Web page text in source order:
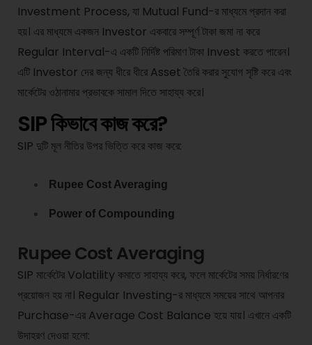
Investment Process, যা Mutual Fund-র মাধ্যমে প্রদান করা
হয়। এর মাধ্যমে একজন Investor একবারে সম্পূর্ণ টাকা জমা না করে
Regular Interval-এ একটি নির্দিষ্ট পরিমাণ টাকা Invest করতে পারেন।
এটি Investor দের জন্য ধীরে ধীরে Asset তৈরি করার সুযোগ সৃষ্টি করে এবং
মার্কেটের ওঠানামার প্রভাবকে সামাল দিতে সাহায্য করে।
SIP কিভাবে কাজ করে?
SIP দুটি মূল নীতির উপর ভিত্তি করে কাজ করে:
Rupee Cost Averaging
Power of Compounding
Rupee Cost Averaging
SIP মার্কেটের Volatility কমাতে সাহায্য করে, ফলে মার্কেটের সময় নির্ধারণের
প্রয়োজন হয় না। Regular Investing-র মাধ্যমে সময়ের সাথে আপনার
Purchase-এর Average Cost Balance হয়ে যায়। এখানে একটি
উদাহরণ দেওয়া হলো: